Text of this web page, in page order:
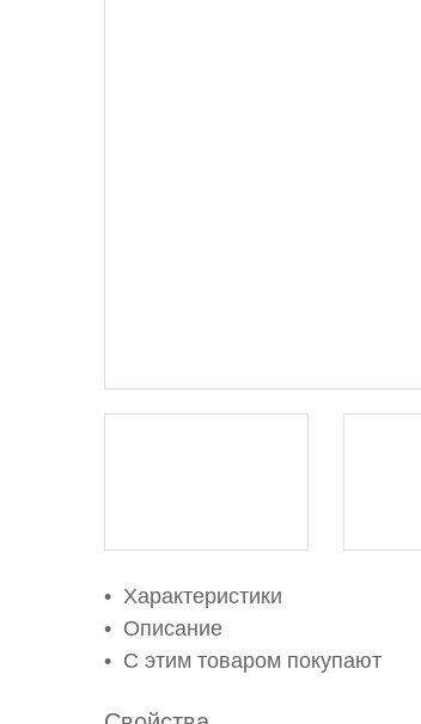
Характеристики
Описание
С этим товаром покупают